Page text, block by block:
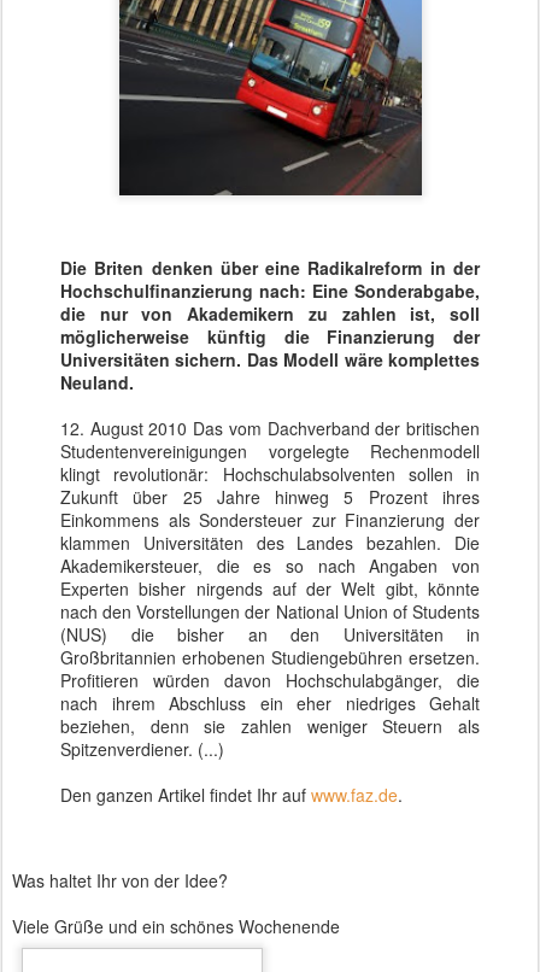
Die Briten denken über eine Radikalreform in der
Hochschulfinanzierung nach: Eine Sonderabgabe,
die nur von Akademikern zu zahlen ist, soll
möglicherweise künftig die Finanzierung der
Universitäten sichern. Das Modell wäre komplettes
Neuland.
12. August 2010 Das vom Dachverband der britischen
Studentenvereinigungen vorgelegte Rechenmodell
klingt revolutionär: Hochschulabsolventen sollen in
Zukunft über 25 Jahre hinweg 5 Prozent ihres
Einkommens als Sondersteuer zur Finanzierung der
klammen Universitäten des Landes bezahlen. Die
Akademikersteuer, die es so nach Angaben von
Experten bisher nirgends auf der Welt gibt, könnte
nach den Vorstellungen der National Union of Students
(NUS) die bisher an den Universitäten in
Großbritannien erhobenen Studiengebühren ersetzen.
Profitieren würden davon Hochschulabgänger, die
nach ihrem Abschluss ein eher niedriges Gehalt
beziehen, denn sie zahlen weniger Steuern als
Spitzenverdiener. (...)
Den ganzen Artikel findet Ihr auf www.faz.de.
Was haltet Ihr von der Idee?
Viele Grüße und ein schönes Wochenende